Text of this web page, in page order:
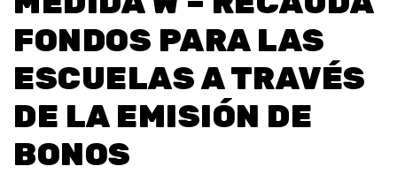
FONDOS PARA LAS
ESCUELAS A TRAVÉS
DE LA EMISIÓN DE
BONOS